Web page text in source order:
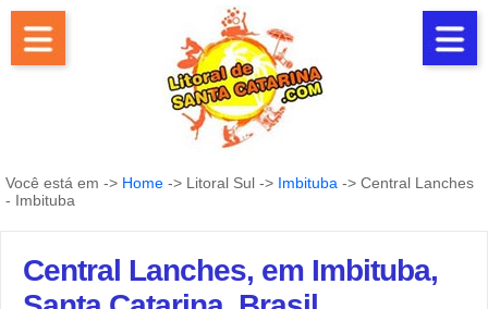
Você está em -> Home -> Litoral Sul -> Imbituba -> Central Lanches
- Imbituba
Central Lanches, em Imbituba,